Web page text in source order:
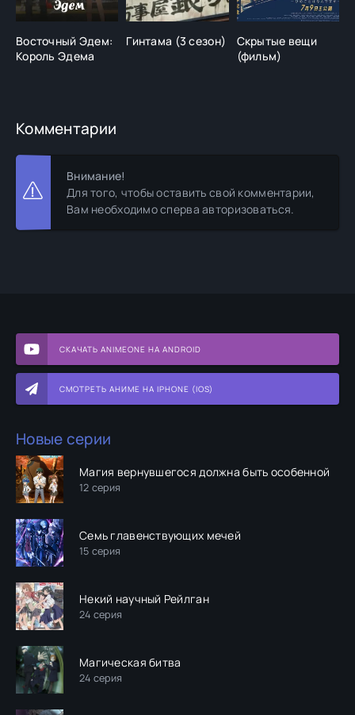
СКАЧАТЬ ANIMEONE НА ANDROID
СМОТРЕТЬ АНИМЕ НА IPHONE (IOS)
Новые серии
Магия вернувшегося должна быть особенной
12 серия
Семь главенствующих мечей
15 серия
Некий научный Рейлган
24 серия
Магическая битва
24 серия
Восточный Эдем:
Король Эдема
Гинтама (3 сезон)
Скрытые вещи
(фильм)
Комментарии
Внимание!
Для того, чтобы оставить свой комментарии,
Вам необходимо сперва авторизоваться.